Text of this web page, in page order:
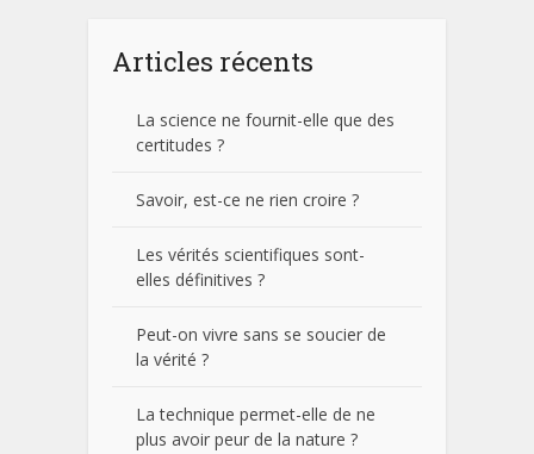
Articles récents
La science ne fournit-elle que des
certitudes ?
Savoir, est-ce ne rien croire ?
Les vérités scientifiques sont-
elles définitives ?
Peut-on vivre sans se soucier de
la vérité ?
La technique permet-elle de ne
plus avoir peur de la nature ?